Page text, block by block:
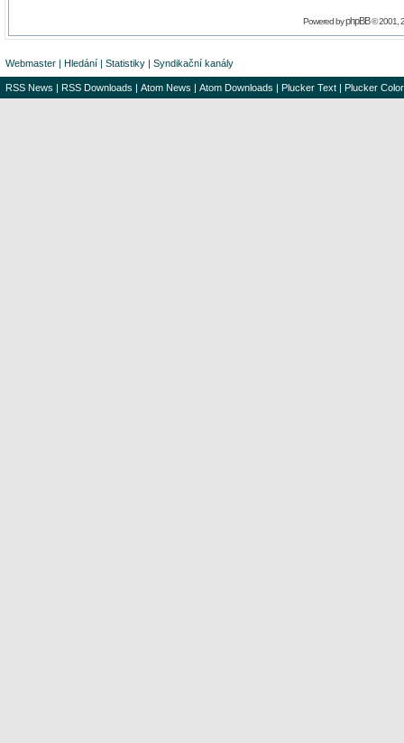
Powered byphpBB© 2001,
Webmaster | Hledání | Statistiky | Syndikační kanály
RSS News | RSS Downloads | Atom News | Atom Downloads | Plucker Text | Plucker Color